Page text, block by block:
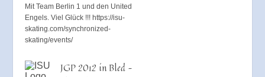
Mit Team Berlin 1 und den United
Engels. Viel Glück !!! https://isu-
skating.com/synchronized-
skating/events/
JGP 2012 in Bled –